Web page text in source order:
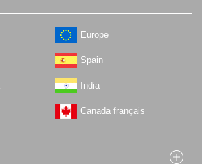
Europe
Spain
India
Canada français